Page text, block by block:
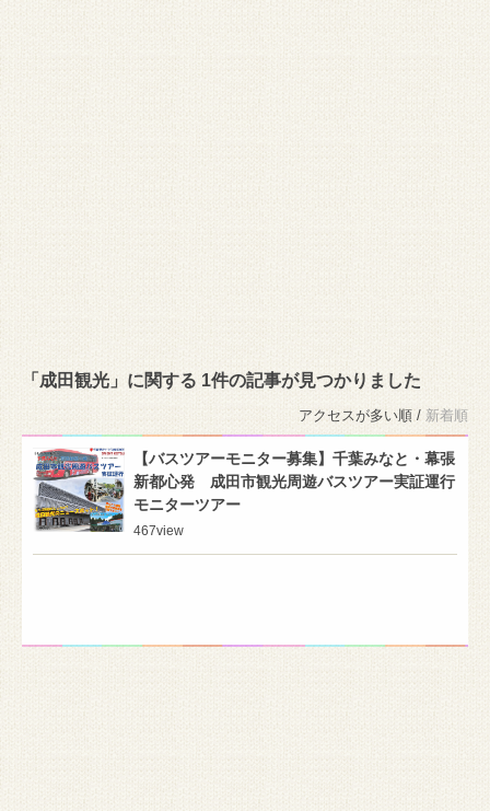
「成田観光」に関する 1件の記事が見つかりました
アクセスが多い順 / 新着順
【バスツアーモニター募集】千葉みなと・幕張
新都心発 成田市観光周遊バスツアー実証運行
モニターツアー
467view